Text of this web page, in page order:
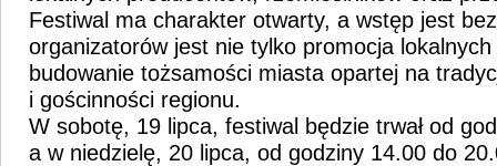
Festiwal ma charakter otwarty, a wstęp jest
organizatorów jest nie tylko promocja
budowanie tożsamości miasta opartej na
i gościnności regionu.
W sobotę, 19 lipca, festiwal będzie trwał od
a w niedzielę, 20 lipca, od godziny 14.00 do